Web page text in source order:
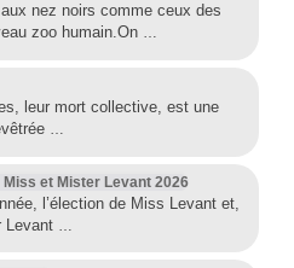
nez noirs comme ceux des
zoo humain.On …
leur mort collective, est une
…
et Mister Levant 2026
l’élection de Miss Levant et,
Levant